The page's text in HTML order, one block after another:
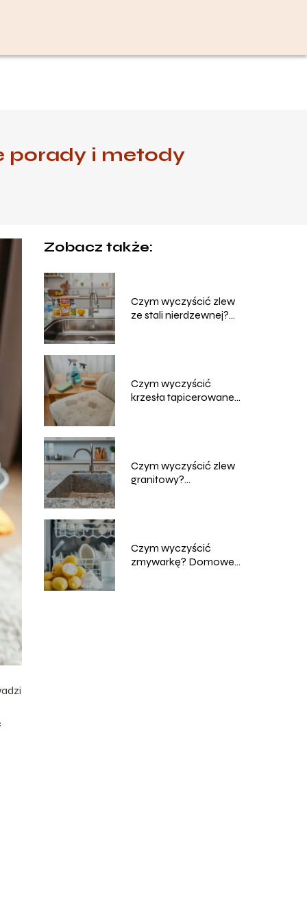
porady i metody
Zobacz także:
Czym wyczyścić zlew
ze stali nierdzewnej?
Czym wyczyścić
krzesła tapicerowane?
Czym wyczyścić zlew
granitowy?
Czym wyczyścić
zmywarkę? Domowe